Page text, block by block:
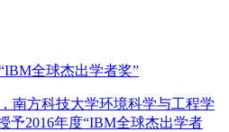
全球杰出学者奖”
南方科技大学环境科学与工程学
予2016年度“IBM全球杰出学者